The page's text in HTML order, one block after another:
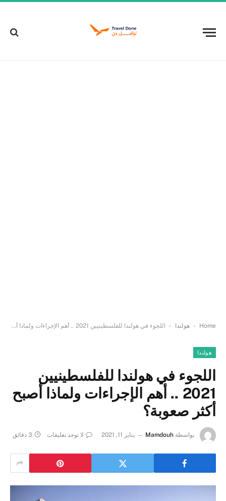
Home
- هولندا - اللجوء في هولندا للفلسطينيين 2021 .. أهم الإجراءات ولماذا أصبح أكثر صعوبة؟
هولندا
اللجوء في هولندا للفلسطينيين
2021 .. أهم الإجراءات ولماذا أصبح
أكثر صعوبة؟
بواسطة Mamdouh يناير 11, 2021 لا توجد تعليقات 3 دقائق